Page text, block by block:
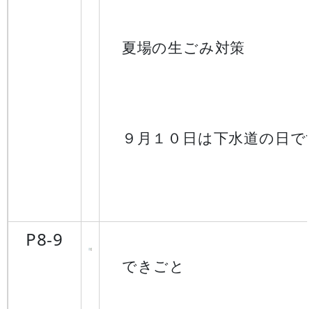
夏場の生ごみ対策
９月１０日は下水道の日で
P8-9
できごと